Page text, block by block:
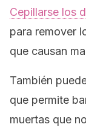
Cepillarse los
para remover
que causan
También
que permite
muertas que